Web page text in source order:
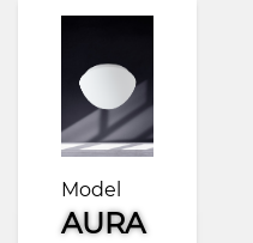
Model
AURA